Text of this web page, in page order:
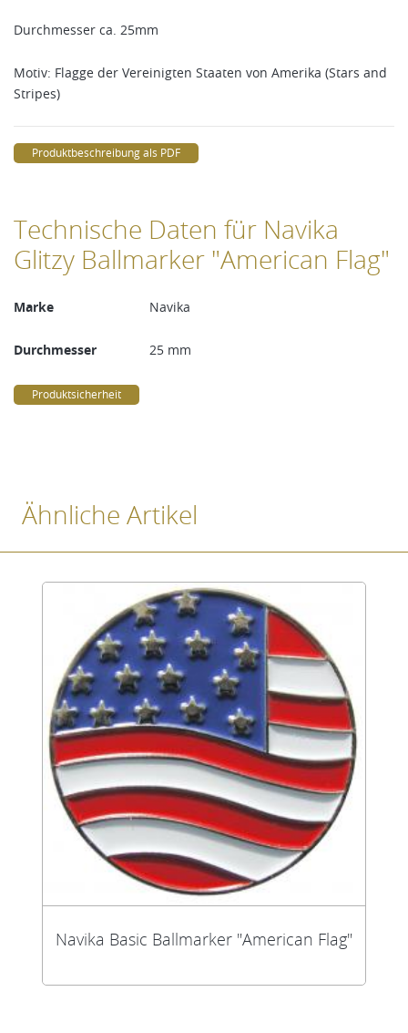
Durchmesser ca. 25mm
Motiv: Flagge der Vereinigten Staaten von Amerika (Stars and
Stripes)
Produktbeschreibung als PDF
Technische Daten für Navika
Glitzy Ballmarker "American Flag"
Marke Navika
Durchmesser 25 mm
Produktsicherheit
Ähnliche Artikel
Navika Basic Ballmarker "American Flag"